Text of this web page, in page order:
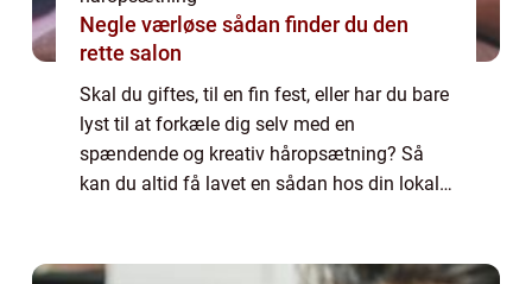
Negle værløse sådan finder du den
rette salon
Skal du giftes, til en fin fest, eller har du bare
lyst til at forkæle dig selv med en
spændende og kreativ håropsætning? Så
kan du altid få lavet en sådan hos din lokale